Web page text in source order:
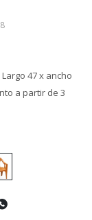
47 x ancho
a partir de 3